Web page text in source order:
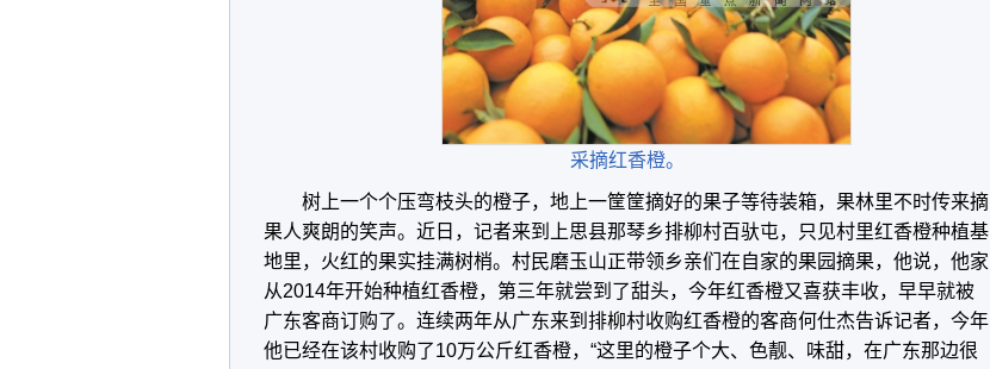
采摘红香橙。
树上一个个压弯枝头的橙子，地上一筐筐摘好的果子等待装箱，果林里不时传来摘
果人爽朗的笑声。近日，记者来到上思县那琴乡排柳村百驮屯，只见村里红香橙种植基
地里，火红的果实挂满树梢。村民磨玉山正带领乡亲们在自家的果园摘果，他说，他家
从2014年开始种植红香橙，第三年就尝到了甜头，今年红香橙又喜获丰收，早早就被
广东客商订购了。连续两年从广东来到排柳村收购红香橙的客商何仕杰告诉记者，今年
他已经在该村收购了10万公斤红香橙，“这里的橙子个大、色靓、味甜，在广东那边很